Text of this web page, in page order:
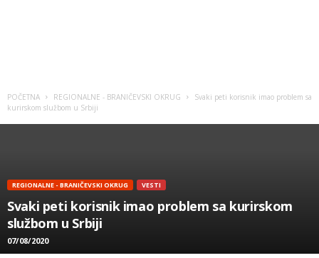
POČETNA REGIONALNE - BRANIČEVSKI OKRUG
Svaki peti korisnik imao problem sa
kurirskom službom u Srbiji
REGIONALNE - BRANIČEVSKI OKRUG VESTI
Svaki peti korisnik imao problem sa kurirskom
službom u Srbiji
07/08/2020